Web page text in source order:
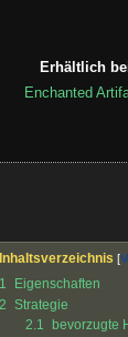
Erhältlich
Enchanted
Inhaltsverzeichnis
1
Eigenschaften
2 Strategie
2.1
bevorzugte